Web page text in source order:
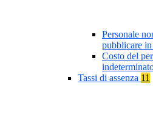
Personale
pubblicare
Costo del
Tassi di assenza 11